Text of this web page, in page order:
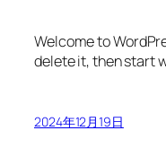
Welcome to
delete it, then start
2024年12月19日